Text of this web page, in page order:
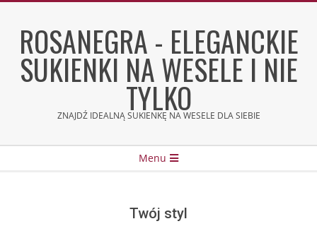
contentROSANEGRA - ELEGANCKIE
SUKIENKI NA WESELE I NIE
TYLKO
ZNAJDŹ IDEALNĄ SUKIENKĘ NA WESELE DLA SIEBIE
Menu
Twój styl